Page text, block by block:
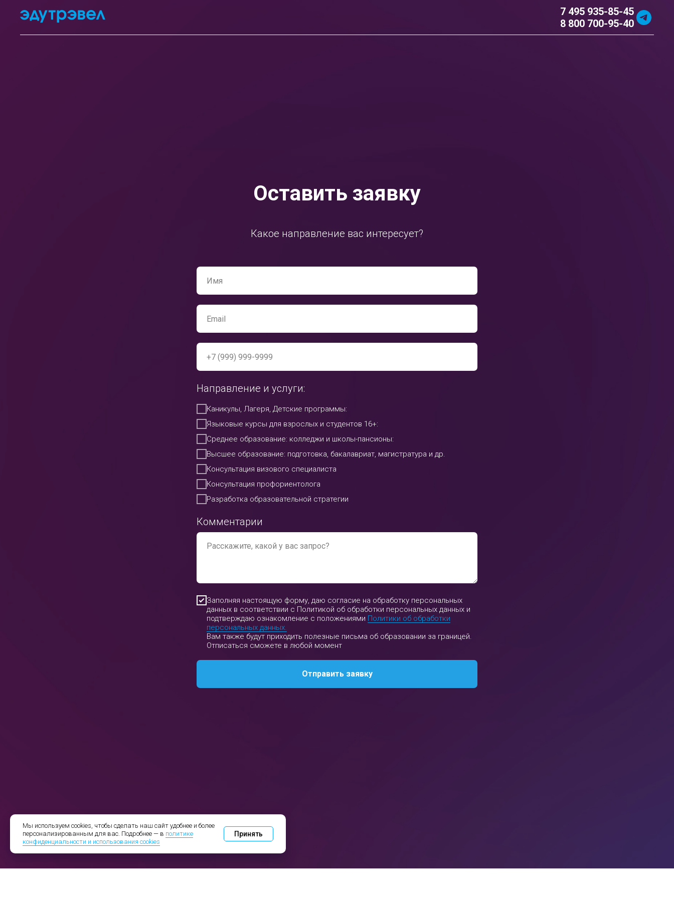
7 495 935-85-45
8 800 700-95-40
Оставить заявку
Какое направление вас интересует?
Направление и услуги:
Каникулы, Лагеря, Детские программы:
Языковые курсы для взрослых и студентов 16+:
Среднее образование: колледжи и школы-пансионы:
Высшее образование: подготовка, бакалавриат, магистратура и др.
Консультация визового специалиста
Консультация профориентолога
Разработка образовательной стратегии
Комментарии
Заполняя настоящую форму, даю согласие на обработку персональных
данных в соответствии с Политикой об обработки персональных данных и
подтверждаю ознакомление с положениями Политики об обработки
персональных данных.
Вам также будут приходить полезные письма об образовании за границей.
Отписаться сможете в любой момент
Отправить заявку
Мы используем cookies, чтобы сделать наш сайт удобнее и более
персонализированным для вас. Подробнее — в политике
конфиденциальности и использования cookies
Принять